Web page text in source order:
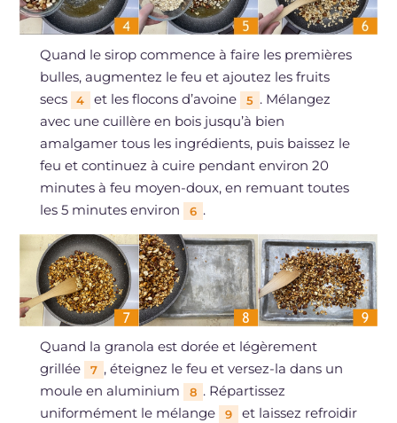
Quand le sirop commence à faire les premières
bulles, augmentez le feu et ajoutez les fruits
secs
4 et les flocons d’avoine 5 . Mélangez
avec une cuillère en bois jusqu’à bien
amalgamer tous les ingrédients, puis baissez le
feu et continuez à cuire pendant environ 20
minutes à feu moyen-doux, en remuant toutes
les 5 minutes environ
6 .
Quand la granola est dorée et légèrement
grillée
7 , éteignez le feu et versez-la dans un
moule en aluminium
8 . Répartissez
uniformément le mélange
9
et laissez refroidir